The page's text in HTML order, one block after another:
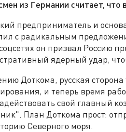
из Германии считает,
предприниматель и
с радикальным
он призвал Россию
ядерный удар,
Доткома, русская
и теперь время
свой главный
План Доткома прост:
Северного моря.